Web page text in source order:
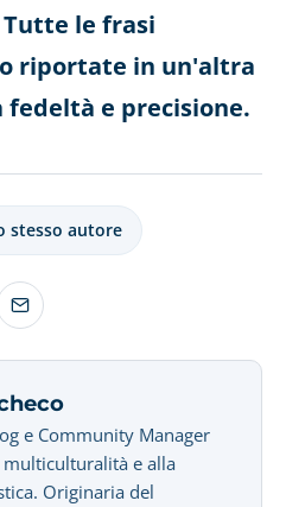
Tutte le frasi
riportate in un'altra
fedeltà e precisione.
stesso autore
e Community Manager
multiculturalità e alla
Originaria del